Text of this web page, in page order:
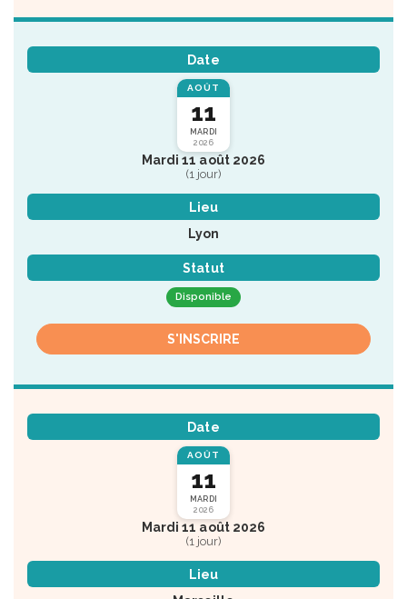
Date
AOÛT
11
MARDI
2026
Mardi 11 août 2026
(1 jour)
Lieu
Lyon
Statut
Disponible
S'INSCRIRE
Date
AOÛT
11
MARDI
2026
Mardi 11 août 2026
(1 jour)
Lieu